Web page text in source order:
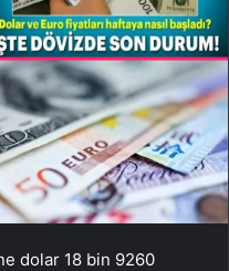
dolar 18 bin 9260